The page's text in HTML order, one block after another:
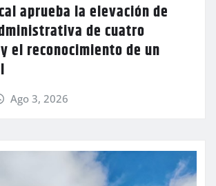
aprueba la elevación de
de cuatro
el reconocimiento de un
Ago 3, 2026